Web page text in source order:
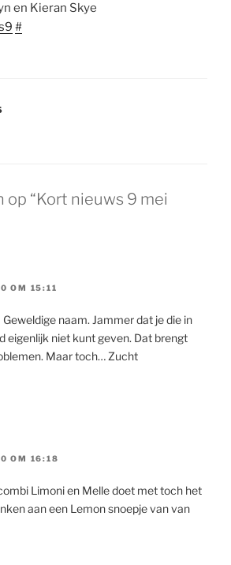
en Kieran Skye
#
“Kort nieuws 9 mei
OM 15:11
Geweldige naam. Jammer dat je die in
eigenlijk niet kunt geven. Dat brengt
Maar toch… Zucht
OM 16:18
Limoni en Melle doet met toch het
aan een Lemon snoepje van van